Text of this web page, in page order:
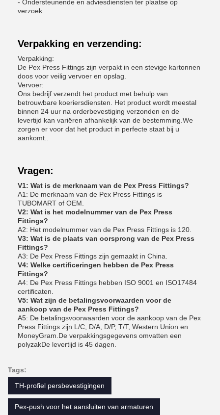
- Ondersteunende en adviesdiensten ter plaatse op
verzoek
Verpakking en verzending:
Verpakking:
De Pex Press Fittings zijn verpakt in een stevige kartonnen
doos voor veilig vervoer en opslag.
Vervoer:
Ons bedrijf verzendt het product met behulp van
betrouwbare koeriersdiensten. Het product wordt meestal
binnen 24 uur na orderbevestiging verzonden en de
levertijd kan variëren afhankelijk van de bestemming.We
zorgen er voor dat het product in perfecte staat bij u
aankomt..
Vragen:
V1: Wat is de merknaam van de Pex Press Fittings?
A1: De merknaam van de Pex Press Fittings is
TUBOMART of OEM.
V2: Wat is het modelnummer van de Pex Press
Fittings?
A2: Het modelnummer van de Pex Press Fittings is 120.
V3: Wat is de plaats van oorsprong van de Pex Press
Fittings?
A3: De Pex Press Fittings zijn gemaakt in China.
V4: Welke certificeringen hebben de Pex Press
Fittings?
A4: De Pex Press Fittings hebben ISO 9001 en ISO17484
certificaten.
V5: Wat zijn de betalingsvoorwaarden voor de
aankoop van de Pex Press Fittings?
A5: De betalingsvoorwaarden voor de aankoop van de Pex
Press Fittings zijn L/C, D/A, D/P, T/T, Western Union en
MoneyGram.De verpakkingsgegevens omvatten een
polyzakDe levertijd is 45 dagen.
Tags:
TH-profiel persbevestigingen
Pex-push voor het aansluiten van armaturen